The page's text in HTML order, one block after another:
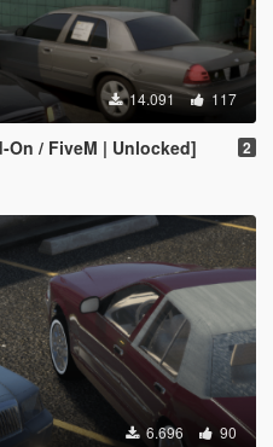
14.091 117
On / FiveM | Unlocked] 2
6.696 90